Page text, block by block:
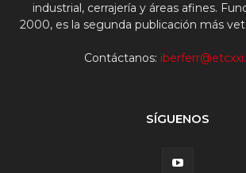
industrial, cerrajería y áreas afines.
2000, es la segunda publicación más
Contáctanos:
SÍGUENOS